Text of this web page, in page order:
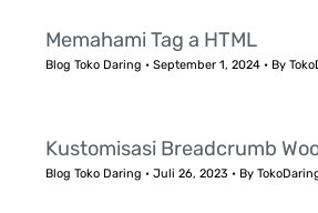
Memahami Tag a HTML
Blog Toko Daring •September 1, 2024 • By
Kustomisasi Breadcrumb
Blog Toko Daring •Juli 26, 2023 • By